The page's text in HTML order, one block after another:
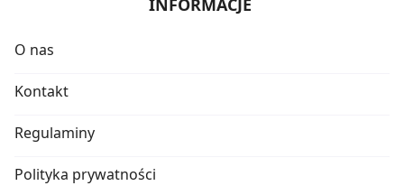
INFORMACJE
O nas
Kontakt
Regulaminy
Polityka prywatności